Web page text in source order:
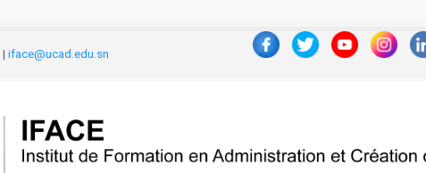
| iface@ucad.edu.sn